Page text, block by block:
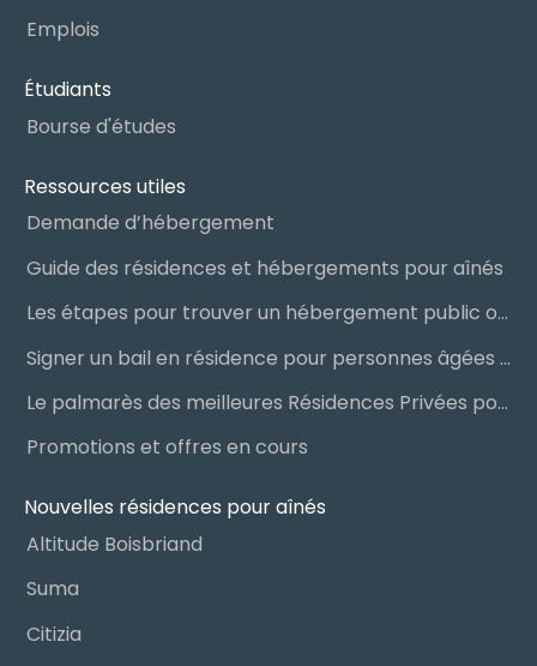
Emplois
Étudiants
Bourse d'études
Ressources utiles
Demande d’hébergement
Guide des résidences et hébergements pour aînés
Les étapes pour trouver un hébergement public ou privé
Signer un bail en résidence pour personnes âgées (RPA) : ce qu’il faut savoir
Le palmarès des meilleures Résidences Privées pour Aînés (RPA)
Promotions et offres en cours
Nouvelles résidences pour aînés
Altitude Boisbriand
Suma
Citizia